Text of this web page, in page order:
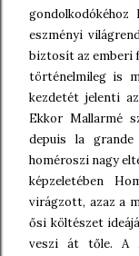
eszményi
biztosít az emberi
történelmileg is
kezdetét jelenti
Ekkor Mallarmé
depuis la
homéroszi nagy
képzeletében
virágzott, azaz a
ősi költészet
veszi át tőle. A